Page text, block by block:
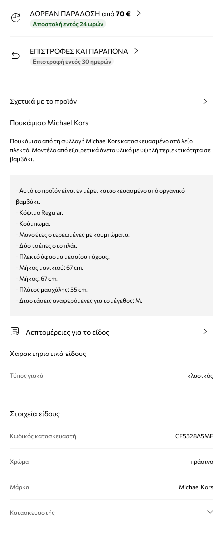
ΔΩΡΕΑΝ ΠΑΡΑΔΟΣΗ από70 €
Αποστολή εντός 24 ωρών
ΕΠΙΣΤΡΟΦΕΣ ΚΑΙ ΠΑΡΑΠΟΝΑ
Επιστροφή εντός 30 ημερών
Σχετικά με το προϊόν
Πουκάμισο Michael Kors
Πουκάμισο από τη συλλογή Michael Kors κατασκευασμένο από λείο
πλεκτό. Μοντέλο από εξαιρετικά άνετο υλικό με υψηλή περιεκτικότητα σε
βαμβάκι.
- Αυτό το προϊόν είναι εν μέρει κατασκευασμένο από οργανικό
βαμβάκι.
- Κόψιμο Regular.
- Κούμπωμα.
- Μανσέτες στερεωμένες με κουμπώματα.
- Δύο τσέπες στο πλάι.
- Πλεκτό ύφασμα μεσαίου πάχους.
- Μήκος μανικιού: 67 cm.
- Μήκος: 67 cm.
- Πλάτος μασχάλης: 55 cm.
- Διαστάσεις αναφερόμενες για το μέγεθος: M.
Λεπτομέρειες για το είδος
Χαρακτηριστικά είδους
Τύπος γιακά κλασικός
Στοιχεία είδους
Κωδικός κατασκευαστή CF5528A5MF
Χρώμα πράσινο
Μάρκα Michael Kors
Κατασκευαστής